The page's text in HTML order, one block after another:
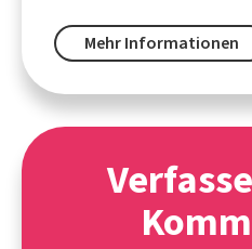
Mehr Informationen